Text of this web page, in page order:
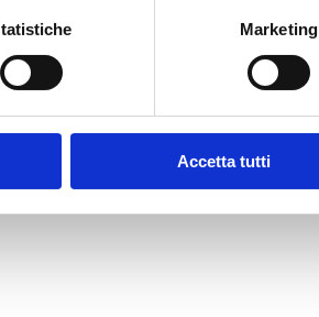
Marketing
Accetta tutti